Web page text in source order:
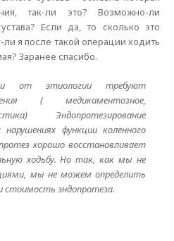
так-ли это? Возможно-ли
Если да, то сколько это
я после такой операции ходить
Заранее спасибо.
от этиологии требуют
( медикаментозное,
Эндопротезирование
функции коленного
хорошо восстанавливает
ходьбу. Но так, как мы не
мы не можем определить
стоимость эндопротеза.